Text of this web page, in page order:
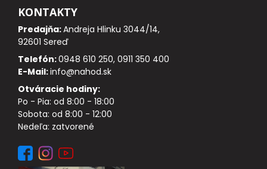
KONTAKTY
Predajňa:Andreja Hlinku 3044/14,
92601 Sereď
Telefón:0948 610 250, 0911 350 400
E-Mail:info@nahod.sk
Otváracie hodiny:
Po - Pia: od 8:00 - 18:00
Sobota: od 8:00 - 12:00
Nedeľa: zatvorené
PRÍVLAČOVÉ NÁSTRAHY
ZAKRMOVACIE POMÔCKY
PELETY
DIPY, POSILOVAČE, PASTY
METHOD NÁSTRAHY, WAFTER, PARTIKEL